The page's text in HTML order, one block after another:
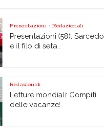
Presentazioni • Redazionali
Presentazioni (58): Sarcedo
e il filo di seta..
Redazionali
Letture mondiali: Compiti
delle vacanze!